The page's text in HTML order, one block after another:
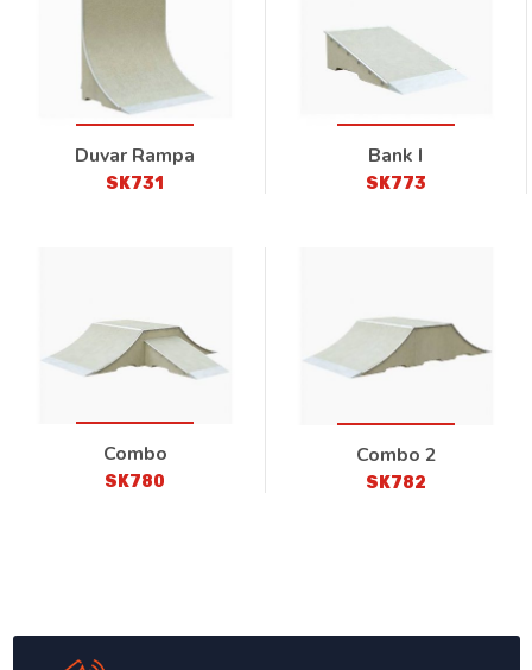
Duvar Rampa
SK731
Bank I
SK773
Combo
SK780
Combo 2
SK782